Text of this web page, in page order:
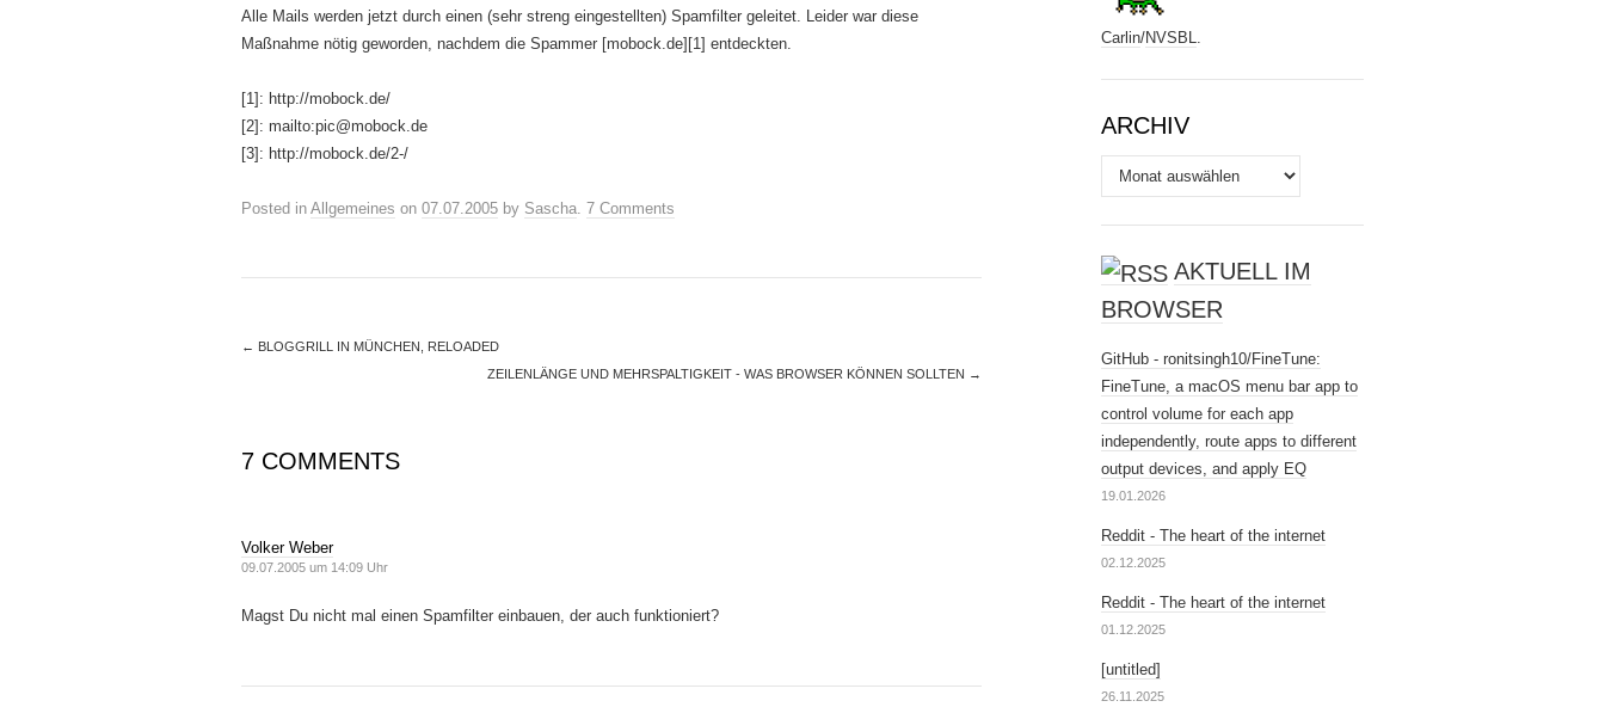
Alle Mails werden jetzt durch einen (sehr streng eingestellten) Spamfilter geleitet. Leider war diese
Maßnahme nötig geworden, nachdem die Spammer [mobock.de][1] entdeckten.
[1]: http://mobock.de/
[2]: mailto:pic@mobock.de
[3]: http://mobock.de/2-/
Posted in Allgemeines on 07.07.2005 by Sascha. 7 Comments
← BLOGGRILL IN MÜNCHEN, RELOADED
ZEILENLÄNGE UND MEHRSPALTIGKEIT - WAS BROWSER KÖNNEN SOLLTEN →
7 COMMENTS
Volker Weber
09.07.2005 um 14:09 Uhr
Magst Du nicht mal einen Spamfilter einbauen, der auch funktioniert?
Carlin/NVSBL.
ARCHIV
Archiv
AKTUELL IM
BROWSER
GitHub - ronitsingh10/FineTune:
FineTune, a macOS menu bar app to
control volume for each app
independently, route apps to different
output devices, and apply EQ
19.01.2026
Reddit - The heart of the internet
02.12.2025
Reddit - The heart of the internet
01.12.2025
[untitled]
26.11.2025